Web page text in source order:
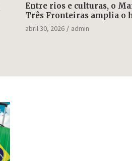
Entre rios e culturas, o
Três Fronteiras amplia o
feriadão de 1º de maio
abril 30, 2026 admin